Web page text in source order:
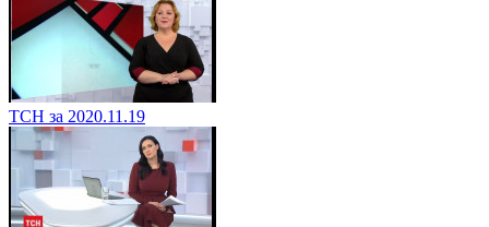
ТСН за 2020.11.19